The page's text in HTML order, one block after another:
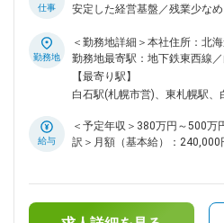
に収入を増やしながら、安定した
など福利厚生充実 ・有給休暇
10.7日 ■企業魅力 東証スタンダード市場に上場する建設資材
の総合商社です。北海道シェ
駅再開発や北海道新幹線など
企業。グループ20社のネット
ータルに支える体制を整えています。 変更の範
める業務
仕事
安定した経営基盤／残業少な
総務部門で、チームをまとめ
います。 ご経験を活かしなが
るポジションです。安定した
期的なキャリア形成を目指せ
後に任せる業務を割り振っていきます。 ■業
会などの各種会議体の運営 ・
の購入・管理 ・不動産の売買
査・立案・実施 ・社用車（役
理、運行管理 ・各種保険の付
勤務地
＜勤務地詳細＞本社住所：北
勤務地最寄駅：地下鉄東西線
禁煙変更の範囲：会社の定める
【最寄り駅】
白石駅(札幌市営)、東札幌駅、
給与
＜予定年収＞380万円～500万
訳＞月額（基本給）：240,000
当・役職手当支給。■昇給：